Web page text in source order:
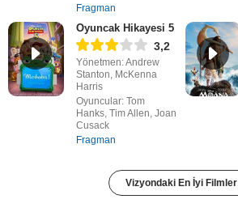
Fragman
Oyuncak Hikayesi 5
3,2
Yönetmen: Andrew
Stanton, McKenna
Harris
Oyuncular: Tom
Hanks, Tim Allen, Joan
Cusack
Fragman
Vizyondaki En İyi Filmler